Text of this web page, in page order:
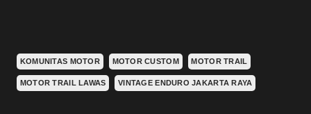
KOMUNITAS MOTOR MOTOR CUSTOM MOTOR TRAIL
MOTOR TRAIL LAWAS VINTAGE ENDURO JAKARTA RAYA